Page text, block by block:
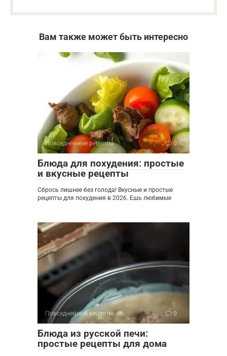
Вам также может быть интересно
Повседневные рецепты 0
Блюда для похудения: простые
и вкусные рецепты
Сбрось лишнее без голода! Вкусные и простые
рецепты для похудения в 2026. Ешь любимые
Повседневные рецепты 0
Блюда из русской печи:
простые рецепты для дома